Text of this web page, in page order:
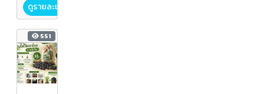
ดูรายละเอียด
551